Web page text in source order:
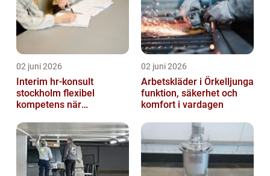
02 juni 2026
Interim hr-konsult
stockholm flexibel
kompetens när
02 juni 2026
Arbetskläder i Örkelljunga
funktion, säkerhet och
komfort i vardagen